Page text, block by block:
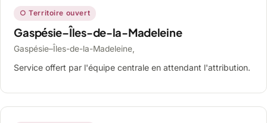
○ Territoire ouvert
Gaspésie–Îles-de-la-Madeleine
Gaspésie–Îles-de-la-Madeleine,
Service offert par l'équipe centrale en attendant l'attribution.